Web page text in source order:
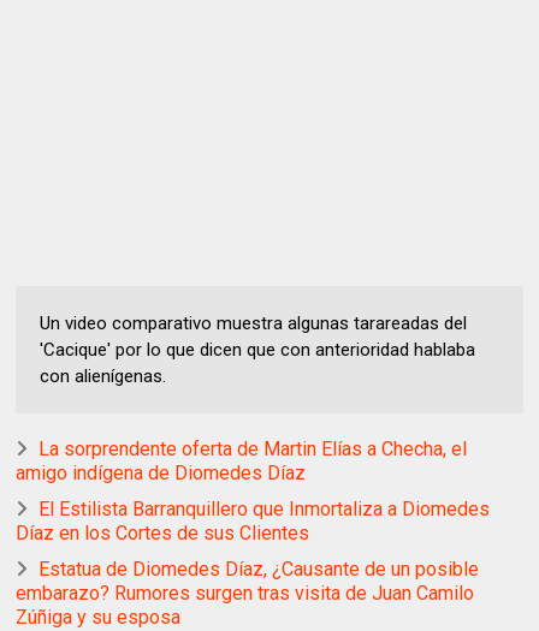
Un video comparativo muestra algunas tarareadas del
'Cacique' por lo que dicen que con anterioridad hablaba
con alienígenas.
La sorprendente oferta de Martin Elías a Checha, el
amigo indígena de Diomedes Díaz
El Estilista Barranquillero que Inmortaliza a Diomedes
Díaz en los Cortes de sus Clientes
Estatua de Diomedes Díaz, ¿Causante de un posible
embarazo? Rumores surgen tras visita de Juan Camilo
Zúñiga y su esposa